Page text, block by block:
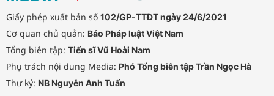
Giấy phép xuất bản số 102/GP-TTĐT ngày 24/6/2021
Cơ quan chủ quản: Báo Pháp luật Việt Nam
Tổng biên tập: Tiến sĩ Vũ Hoài Nam
Phụ trách nội dung Media: Phó Tổng biên tập Trần Ngọc Hà
Thư ký: NB Nguyễn Anh Tuấn